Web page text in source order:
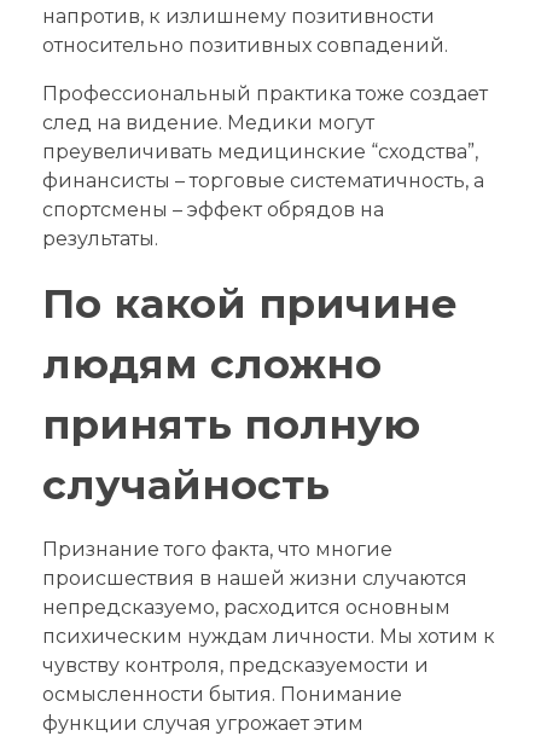
напротив, к излишнему позитивности
относительно позитивных совпадений.
Профессиональный практика тоже создает
след на видение. Медики могут
преувеличивать медицинские “сходства”,
финансисты – торговые систематичность, а
спортсмены – эффект обрядов на
результаты.
По какой причине
людям сложно
принять полную
случайность
Признание того факта, что многие
происшествия в нашей жизни случаются
непредсказуемо, расходится основным
психическим нуждам личности. Мы хотим к
чувству контроля, предсказуемости и
осмысленности бытия. Понимание
функции случая угрожает этим